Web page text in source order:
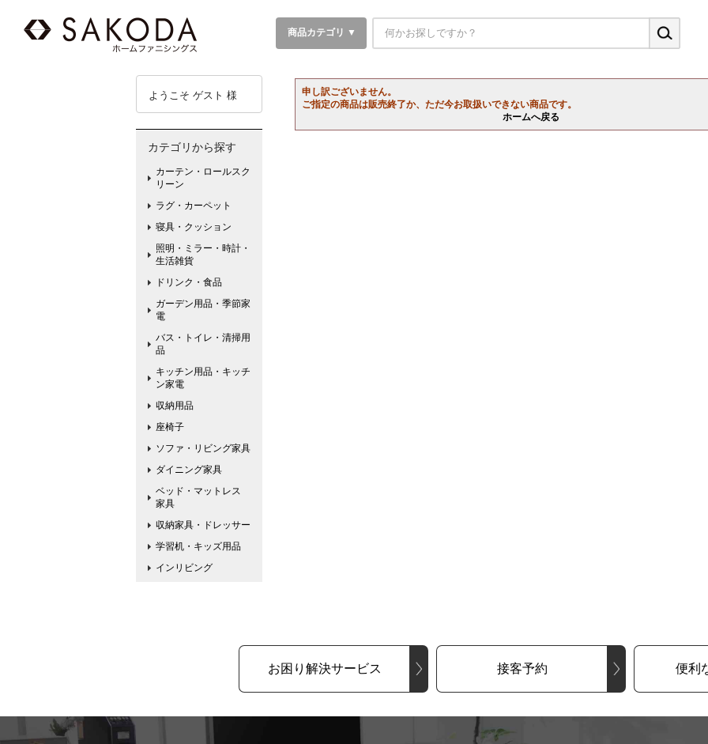
商品カテゴリ ▼
申し訳ございません。
ご指定の商品は販売終了か、ただ今お取扱いできない商品です。
ホームへ戻る
ようこそ ゲスト 様
カテゴリから探す
カーテン・ロールスク
リーン
ラグ・カーペット
寝具・クッション
照明・ミラー・時計・
生活雑貨
ドリンク・食品
ガーデン用品・季節家
電
バス・トイレ・清掃用
品
キッチン用品・キッチ
ン家電
収納用品
座椅子
ソファ・リビング家具
ダイニング家具
ベッド・マットレス
家具
収納家具・ドレッサー
学習机・キッズ用品
インリビング
お困り解決サービス 接客予約 便利